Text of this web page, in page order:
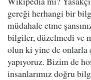
gereği herhangi bir
müdahale etme
bilgiler, düzelmedi ve
olun ki yine de onlarla
yapıyoruz. Bizim de
insanlarımız doğru